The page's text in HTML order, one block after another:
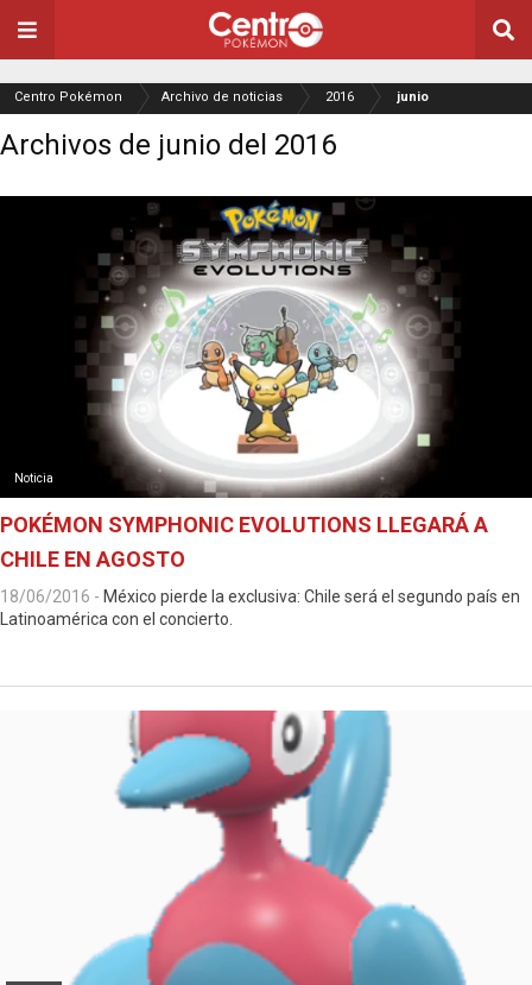
Centro Pokémon Archivo de noticias 2016 junio
Archivos de junio del 2016
Noticia
POKÉMON SYMPHONIC EVOLUTIONS LLEGARÁ A
CHILE EN AGOSTO
18/06/2016 - México pierde la exclusiva: Chile será el segundo país en
Latinoamérica con el concierto.